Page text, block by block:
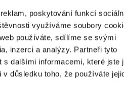
poskytování funkcí
využíváme soubory
používáte, sdílíme se svými
inzerci a analýzy. Partneři tyto
s dalšími informacemi, které jste
důsledku toho, že používáte
CHCETE
JEŠTĚ
VÍCE